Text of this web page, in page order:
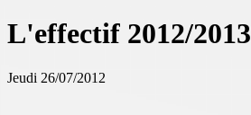
L'effectif 2012/2013
Jeudi 26/07/2012